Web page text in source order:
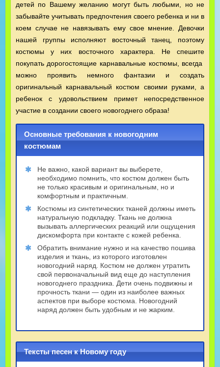
детей по Вашему желанию могут быть любыми, но не
забывайте учитывать предпочтения своего ребенка и ни в
коем случае не навязывать ему свое мнение. Девочки
нашей группы исполняют восточный танец, поэтому
костюмы у них восточного характера. Не спешите
покупать дорогостоящие карнавальные костюмы, всегда
можно проявить немного фантазии и создать
оригинальный карнавальный костюм своими руками, а
ребенок с удовольствием примет непосредственное
участие в создании своего новогоднего образа!
Основные требования к новогодним
костюмам
Не важно, какой вариант вы выберете,
необходимо помнить, что костюм должен быть
не только красивым и оригинальным, но и
комфортным и практичным.
Костюмы из синтетических тканей должны иметь
натуральную подкладку. Ткань не должна
вызывать аллергических реакций или ощущения
дискомфорта при контакте с кожей ребенка.
Обратить внимание нужно и на качество пошива
изделия и ткань, из которого изготовлен
новогодний наряд. Костюм не должен утратить
свой первоначальный вид еще до наступления
новогоднего праздника. Дети очень подвижны и
прочность ткани — один из наиболее важных
аспектов при выборе костюма. Новогодний
наряд должен быть удобным и не жарким.
Тексты песен к Новому году